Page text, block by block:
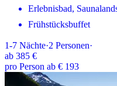
Erlebnisbad,
Frühstücksbuffet
1-7 Nächte·2 Personen·
ab 385 €
pro Person ab € 193